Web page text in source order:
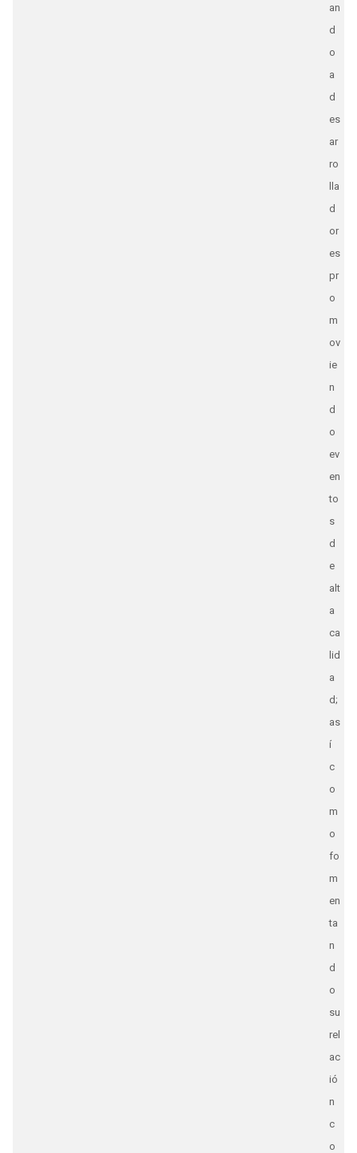
an
d
o
a
d
es
ar
ro
lla
d
or
es
pr
o
m
ov
ie
n
d
o
ev
en
to
s
d
e
alt
a
ca
lid
a
d;
as
í
c
o
m
o
fo
m
en
ta
n
d
o
su
rel
ac
ió
n
c
o